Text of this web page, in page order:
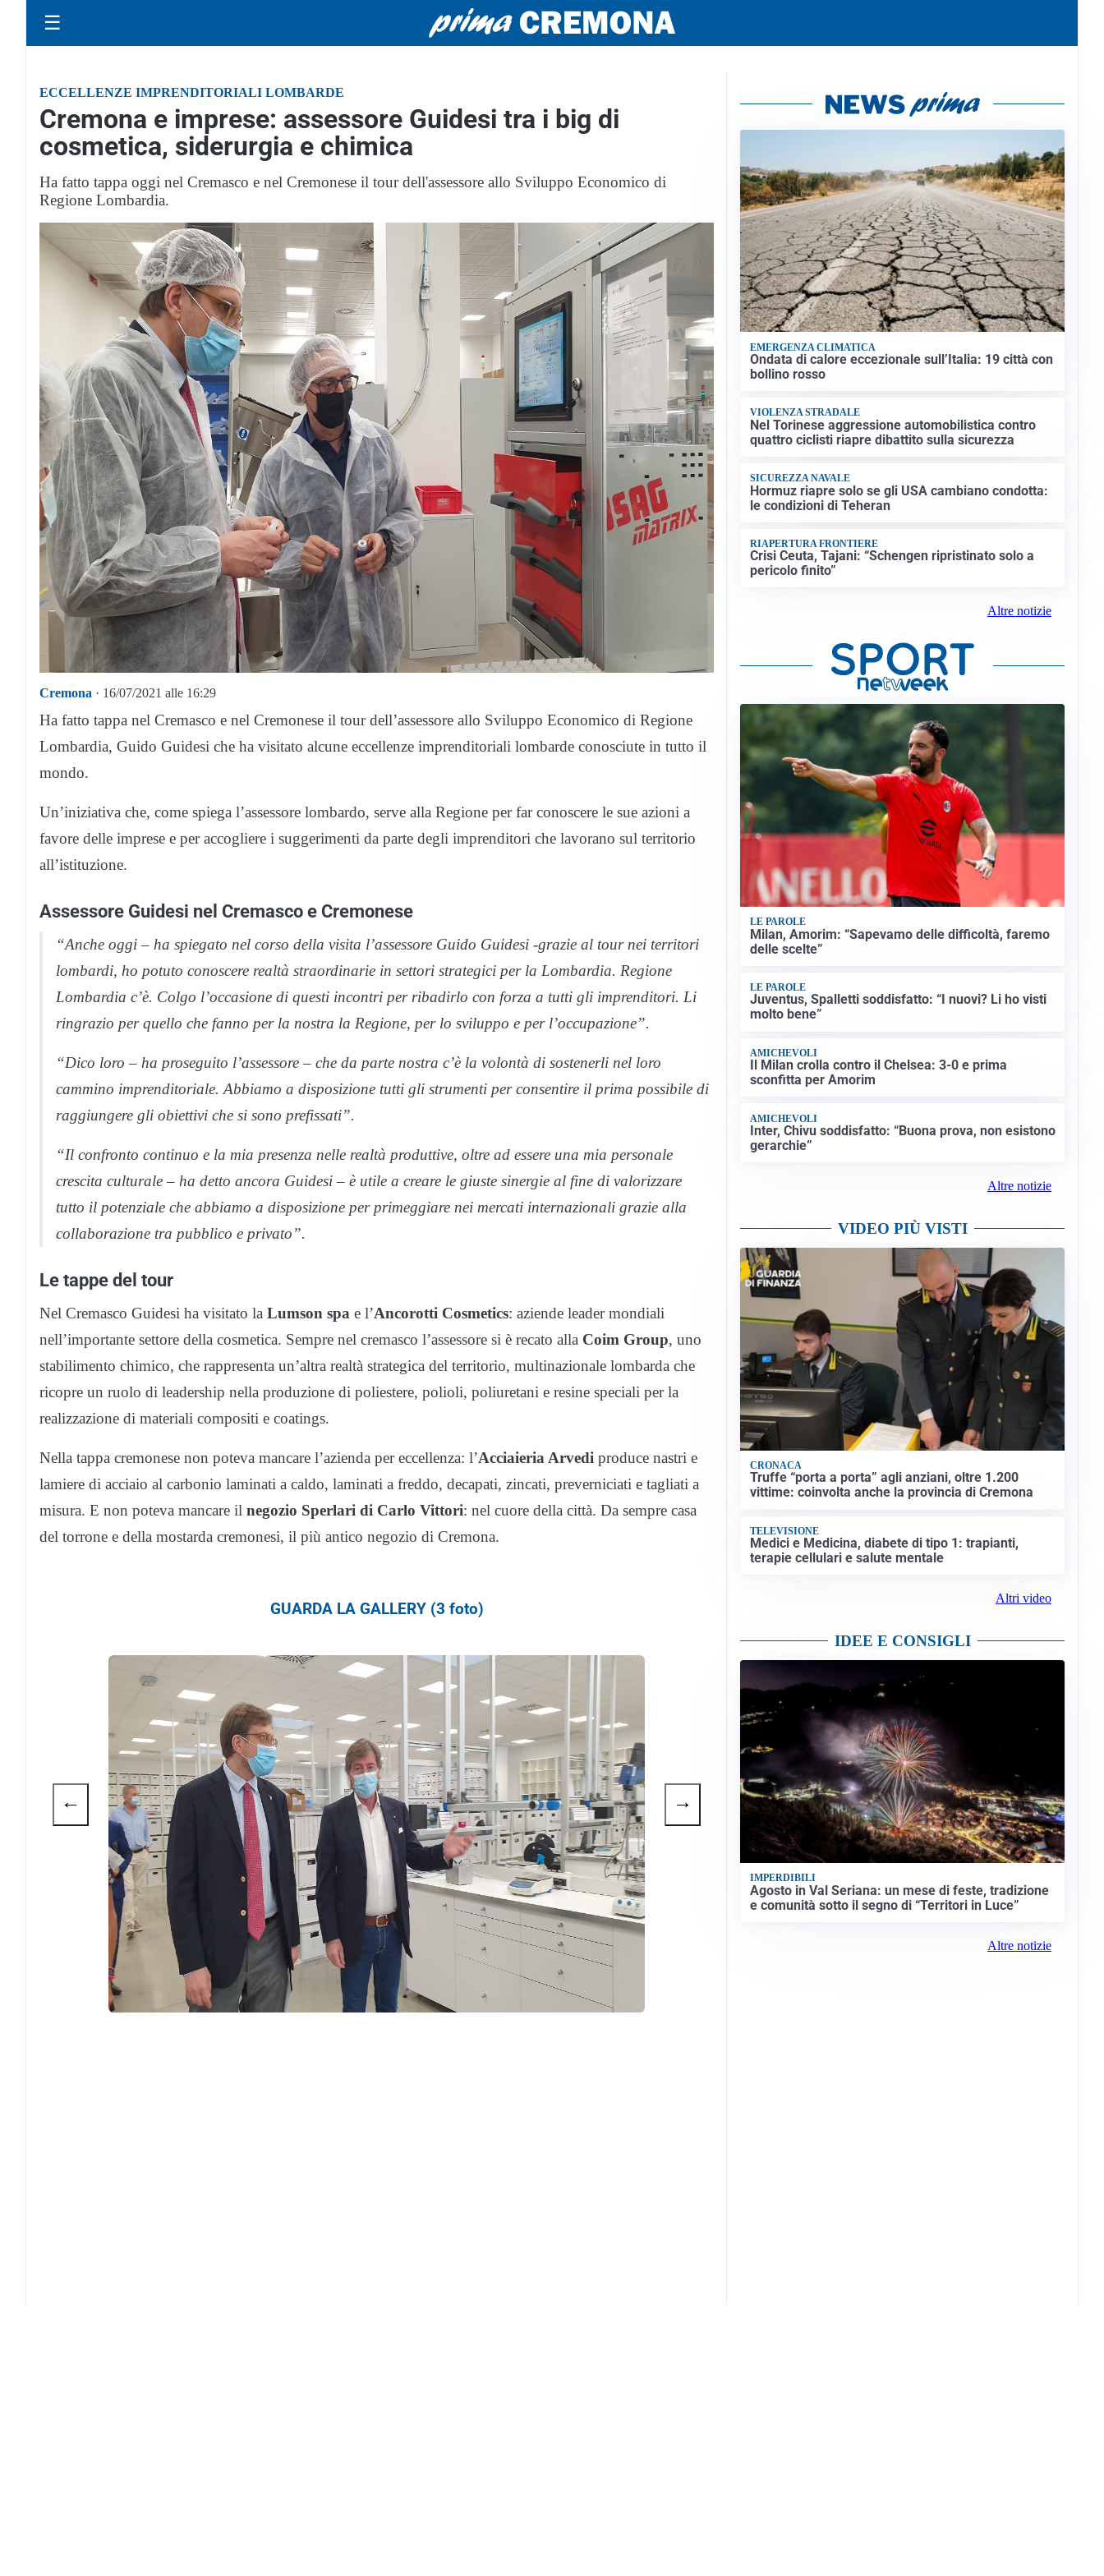
☰
ECCELLENZE IMPRENDITORIALI LOMBARDE
Cremona e imprese: assessore Guidesi tra i big di
cosmetica, siderurgia e chimica
Ha fatto tappa oggi nel Cremasco e nel Cremonese il tour dell'assessore allo Sviluppo Economico di
Regione Lombardia.
Cremona · 16/07/2021 alle 16:29
Ha fatto tappa nel Cremasco e nel Cremonese il tour dell’assessore allo Sviluppo Economico di Regione
Lombardia, Guido Guidesi che ha visitato alcune eccellenze imprenditoriali lombarde conosciute in tutto il
mondo.
Un’iniziativa che, come spiega l’assessore lombardo, serve alla Regione per far conoscere le sue azioni a
favore delle imprese e per accogliere i suggerimenti da parte degli imprenditori che lavorano sul territorio
all’istituzione.
Assessore Guidesi nel Cremasco e Cremonese
“Anche oggi – ha spiegato nel corso della visita l’assessore Guido Guidesi -grazie al tour nei territori
lombardi, ho potuto conoscere realtà straordinarie in settori strategici per la Lombardia. Regione
Lombardia c’è. Colgo l’occasione di questi incontri per ribadirlo con forza a tutti gli imprenditori. Li
ringrazio per quello che fanno per la nostra la Regione, per lo sviluppo e per l’occupazione”.
“Dico loro – ha proseguito l’assessore – che da parte nostra c’è la volontà di sostenerli nel loro
cammino imprenditoriale. Abbiamo a disposizione tutti gli strumenti per consentire il prima possibile di
raggiungere gli obiettivi che si sono prefissati”.
“Il confronto continuo e la mia presenza nelle realtà produttive, oltre ad essere una mia personale
crescita culturale – ha detto ancora Guidesi – è utile a creare le giuste sinergie al fine di valorizzare
tutto il potenziale che abbiamo a disposizione per primeggiare nei mercati internazionali grazie alla
collaborazione tra pubblico e privato”.
Le tappe del tour
Nel Cremasco Guidesi ha visitato la Lumson spa e l’Ancorotti Cosmetics: aziende leader mondiali
nell’importante settore della cosmetica. Sempre nel cremasco l’assessore si è recato alla Coim Group, uno
stabilimento chimico, che rappresenta un’altra realtà strategica del territorio, multinazionale lombarda che
ricopre un ruolo di leadership nella produzione di poliestere, polioli, poliuretani e resine speciali per la
realizzazione di materiali compositi e coatings.
Nella tappa cremonese non poteva mancare l’azienda per eccellenza: l’Acciaieria Arvedi produce nastri e
lamiere di acciaio al carbonio laminati a caldo, laminati a freddo, decapati, zincati, preverniciati e tagliati a
misura. E non poteva mancare il negozio Sperlari di Carlo Vittori: nel cuore della città. Da sempre casa
del torrone e della mostarda cremonesi, il più antico negozio di Cremona.
GUARDA LA GALLERY (3 foto)
← →
EMERGENZA CLIMATICA
Ondata di calore eccezionale sull’Italia: 19 città con
bollino rosso
VIOLENZA STRADALE
Nel Torinese aggressione automobilistica contro
quattro ciclisti riapre dibattito sulla sicurezza
SICUREZZA NAVALE
Hormuz riapre solo se gli USA cambiano condotta:
le condizioni di Teheran
RIAPERTURA FRONTIERE
Crisi Ceuta, Tajani: “Schengen ripristinato solo a
pericolo finito”
Altre notizie
LE PAROLE
Milan, Amorim: “Sapevamo delle difficoltà, faremo
delle scelte”
LE PAROLE
Juventus, Spalletti soddisfatto: “I nuovi? Li ho visti
molto bene”
AMICHEVOLI
Il Milan crolla contro il Chelsea: 3-0 e prima
sconfitta per Amorim
AMICHEVOLI
Inter, Chivu soddisfatto: “Buona prova, non esistono
gerarchie”
Altre notizie
VIDEO PIÙ VISTI
CRONACA
Truffe “porta a porta” agli anziani, oltre 1.200
vittime: coinvolta anche la provincia di Cremona
TELEVISIONE
Medici e Medicina, diabete di tipo 1: trapianti,
terapie cellulari e salute mentale
Altri video
IDEE E CONSIGLI
IMPERDIBILI
Agosto in Val Seriana: un mese di feste, tradizione
e comunità sotto il segno di “Territori in Luce”
Altre notizie